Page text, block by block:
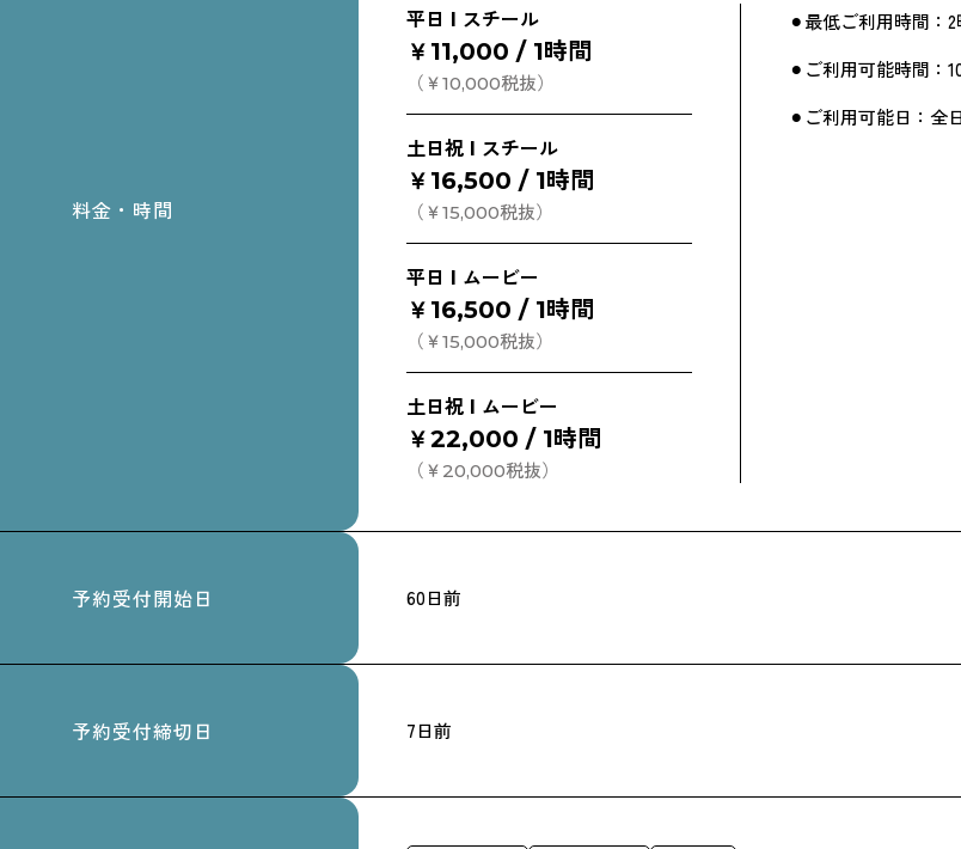
料金・時間
平日 l スチール
￥11,000 / 1時間
（￥10,000税抜）
土日祝 l スチール
￥16,500 / 1時間
（￥15,000税抜）
平日 l ムービー
￥16,500 / 1時間
（￥15,000税抜）
土日祝 l ムービー
￥22,000 / 1時間
（￥20,000税抜）
⚫︎最低ご利用時間：
⚫︎ご利用可能時間：
⚫︎ご利用可能日：全日
予約受付開始日 60日前
予約受付締切日 7日前